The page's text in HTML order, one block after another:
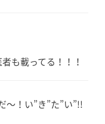
も載ってる！！！
！い”き”た”い”!!